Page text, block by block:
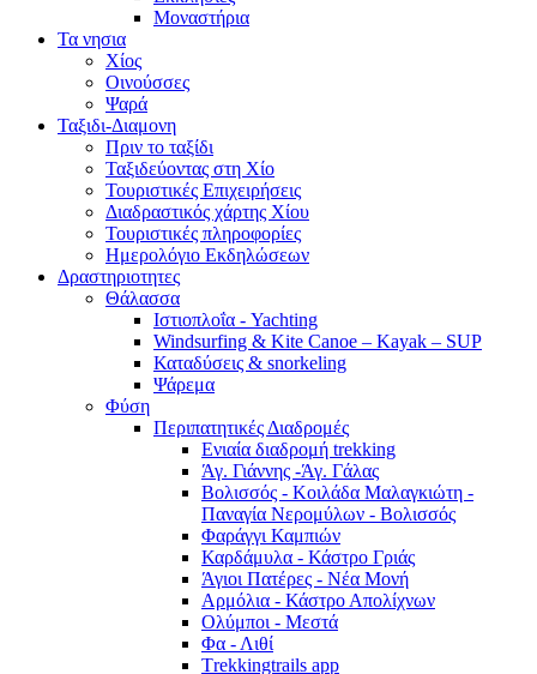
Μοναστήρια
Τα νησια
Χίος
Οινούσσες
Ψαρά
Ταξιδι-Διαμονη
Πριν το ταξίδι
Ταξιδεύοντας στη Χίο
Τουριστικές Επιχειρήσεις
Διαδραστικός χάρτης Χίου
Τουριστικές πληροφορίες
Ημερολόγιο Εκδηλώσεων
Δραστηριοτητες
Θάλασσα
Ιστιοπλοΐα - Yachting
Windsurfing & Kite Canoe – Kayak – SUP
Καταδύσεις & snorkeling
Ψάρεμα
Φύση
Περιπατητικές Διαδρομές
Ενιαία διαδρομή trekking
Άγ. Γιάννης -Άγ. Γάλας
Βολισσός - Κοιλάδα Μαλαγκιώτη -
Παναγία Νερομύλων - Βολισσός
Φαράγγι Καμπιών
Καρδάμυλα - Κάστρο Γριάς
Άγιοι Πατέρες - Νέα Μονή
Αρμόλια - Κάστρο Απολίχνων
Ολύμποι - Μεστά
Φα - Λιθί
Τrekkingtrails app